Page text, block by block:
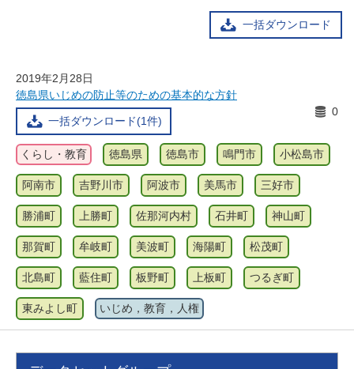
一括ダウンロード
2019年2月28日
徳島県いじめの防止等のための基本的な方針
一括ダウンロード(1件)
0
くらし・教育 徳島県 徳島市 鳴門市 小松島市
阿南市 吉野川市 阿波市 美馬市 三好市
勝浦町 上勝町 佐那河内村 石井町 神山町
那賀町 牟岐町 美波町 海陽町 松茂町
北島町 藍住町 板野町 上板町 つるぎ町
東みよし町 いじめ，教育，人権